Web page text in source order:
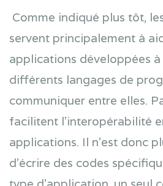
Comme indiqué plus tôt,
servent principalement à
applications développées à
différents langages de
communiquer entre elles.
facilitent l’interopérabilité
applications. Il n’est donc
d’écrire des codes